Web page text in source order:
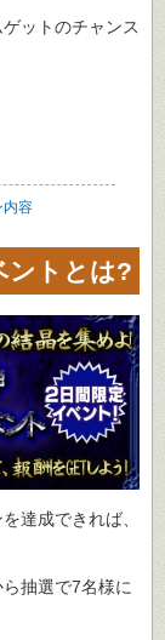
ットのチャンス
内容
ントとは?
達成できれば、
抽選で7名様に